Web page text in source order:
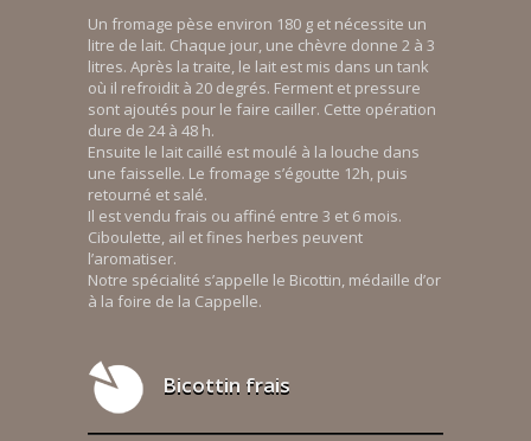
Un fromage pèse environ 180 g et nécessite un
litre de lait. Chaque jour, une chèvre donne 2 à 3
litres. Après la traite, le lait est mis dans un tank
où il refroidit à 20 degrés. Ferment et pressure
sont ajoutés pour le faire cailler. Cette opération
dure de 24 à 48 h.
Ensuite le lait caillé est moulé à la louche dans
une faisselle. Le fromage s’égoutte 12h, puis
retourné et salé.
Il est vendu frais ou affiné entre 3 et 6 mois.
Ciboulette, ail et fines herbes peuvent
l’aromatiser.
Notre spécialité s’appelle le Bicottin, médaille d’or
à la foire de la Cappelle.
Bicottin frais